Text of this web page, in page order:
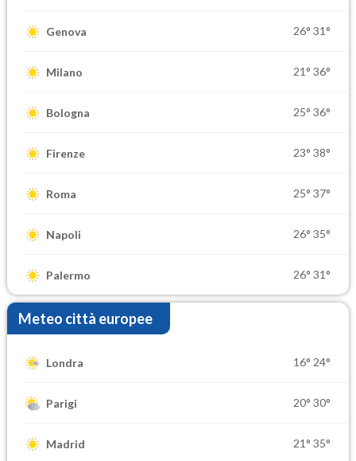
Genova 26° 31°
Milano 21° 36°
Bologna 25° 36°
Firenze 23° 38°
Roma 25° 37°
Napoli 26° 35°
Palermo 26° 31°
Meteo città europee
Londra 16° 24°
Parigi 20° 30°
Madrid 21° 35°